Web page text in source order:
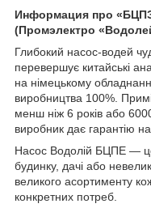
Информация про
(Промэлектро
Глибокий насос-водей
перевершує китайські
на німецькому
виробництва 100%.
менш ніж 6 років або
виробник дає гарантію на
Насос Водолій БЦПЕ —
будинку, дачі або
великого асортименту
конкретних потреб.